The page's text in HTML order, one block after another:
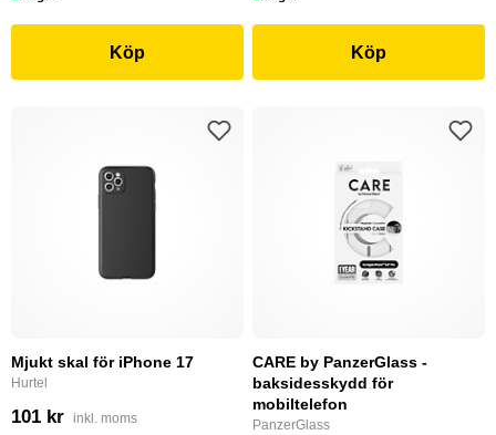
Köp Köp
Mjukt skal för iPhone 17
Hurtel
101 kr inkl. moms
CARE by PanzerGlass -
baksidesskydd för
mobiltelefon
PanzerGlass